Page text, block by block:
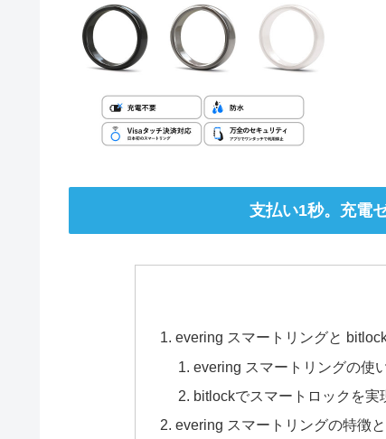
支払い1秒。充電
evering スマートリングと
evering スマートリングの使
bitlockでスマートロックを実
evering スマートリングの特徴と